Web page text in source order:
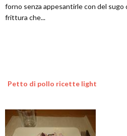
forno senza appesantirle con del sugo
frittura che...
Petto di pollo ricette light